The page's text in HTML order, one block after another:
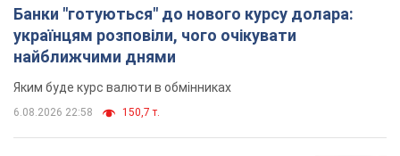
Банки "готуються" до нового курсу долара:
українцям розповіли, чого очікувати
найближчими днями
Яким буде курс валюти в обмінниках
6.08.2026 22:58 150,7 т.